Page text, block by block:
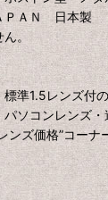
ＡＮ 日本製
。
準1.5レンズ付
ソコンレンズ
ンズ価格”コーナ